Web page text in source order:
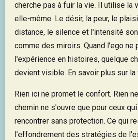
cherche pas à fuir la vie. Il utilise la
elle-même. Le désir, la peur, le
distance, le silence et l'intensité
comme des miroirs. Quand l'ego ne
l'expérience en histoires, quelque
devient visible. En savoir plus sur la
Rien ici ne promet le confort. Rien
chemin ne s'ouvre que pour ceux
rencontrer sans protection. Ce qui
l'effondrement des stratégies de